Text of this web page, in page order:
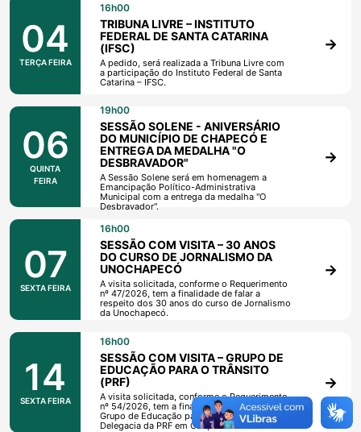
04
TERÇA FEIRA
16h00
TRIBUNA LIVRE – INSTITUTO
FEDERAL DE SANTA CATARINA
(IFSC)
A pedido, será realizada a Tribuna Livre com
a participação do Instituto Federal de Santa
Catarina – IFSC.
06
QUINTA
FEIRA
19h00
SESSÃO SOLENE - ANIVERSÁRIO
DO MUNICÍPIO DE CHAPECÓ E
ENTREGA DA MEDALHA "O
DESBRAVADOR"
A Sessão Solene será em homenagem a
Emancipação Político-Administrativa
Municipal com a entrega da medalha "O
Desbravador".
07
SEXTA FEIRA
16h00
SESSÃO COM VISITA – 30 ANOS
DO CURSO DE JORNALISMO DA
UNOCHAPECÓ
A visita solicitada, conforme o Requerimento
nº 47/2026, tem a finalidade de falar a
respeito dos 30 anos do curso de Jornalismo
da Unochapecó.
14
SEXTA FEIRA
16h00
SESSÃO COM VISITA – GRUPO DE
EDUCAÇÃO PARA O TRÂNSITO
(PRF)
A visita solicitada, conforme o Requerimento
nº 54/2026, tem a finalidade de falar sobre o
Grupo de Educação para o Trânsito da
Delegacia da PRF em Chapecó.